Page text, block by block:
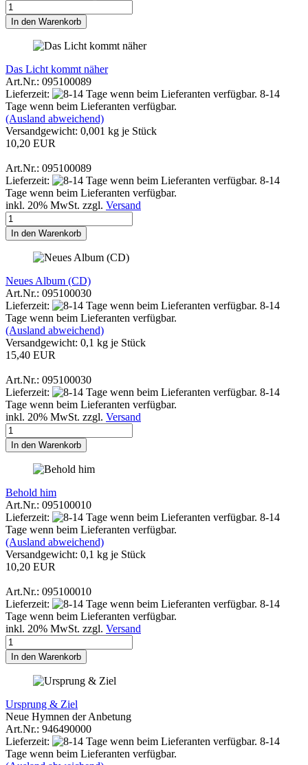
In den Warenkorb
Das Licht kommt näher
Art.Nr.: 095100089
Lieferzeit:
8-14
Tage wenn beim Lieferanten verfügbar.
(Ausland abweichend)
Versandgewicht: 0,001 kg je Stück
10,20 EUR
Art.Nr.: 095100089
Lieferzeit:
8-14
Tage wenn beim Lieferanten verfügbar.
inkl. 20% MwSt. zzgl. Versand
In den Warenkorb
Neues Album (CD)
Art.Nr.: 095100030
Lieferzeit:
8-14
Tage wenn beim Lieferanten verfügbar.
(Ausland abweichend)
Versandgewicht: 0,1 kg je Stück
15,40 EUR
Art.Nr.: 095100030
Lieferzeit:
8-14
Tage wenn beim Lieferanten verfügbar.
inkl. 20% MwSt. zzgl. Versand
In den Warenkorb
Behold him
Art.Nr.: 095100010
Lieferzeit:
8-14
Tage wenn beim Lieferanten verfügbar.
(Ausland abweichend)
Versandgewicht: 0,1 kg je Stück
10,20 EUR
Art.Nr.: 095100010
Lieferzeit:
8-14
Tage wenn beim Lieferanten verfügbar.
inkl. 20% MwSt. zzgl. Versand
In den Warenkorb
Ursprung & Ziel
Neue Hymnen der Anbetung
Art.Nr.: 946490000
Lieferzeit:
8-14
Tage wenn beim Lieferanten verfügbar.